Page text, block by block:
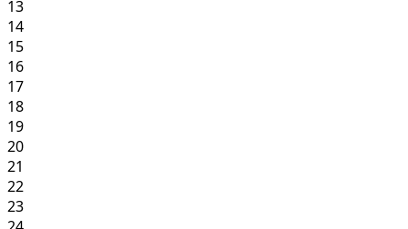
13
14
15
16
17
18
19
20
21
22
23